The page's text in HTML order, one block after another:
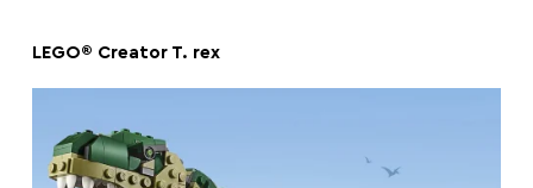
LEGO® Creator T. rex